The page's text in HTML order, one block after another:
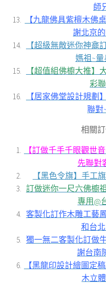
師
【九龍佛具紫檀木佛
謝北京
【超級無敵迷你神龕
媽祖~
【超值組佛櫥大推】
彩
【居家佛堂設計規劃
聯對
相關
【訂做千手千眼觀世
先聯對
【黑色令旗】手工
訂做迷你一尺六佛櫥
專用@
客製化訂作木雕工藝
和台
獨一無二客製化訂做
謝台南
【黑龍印設計繪圖定
木立